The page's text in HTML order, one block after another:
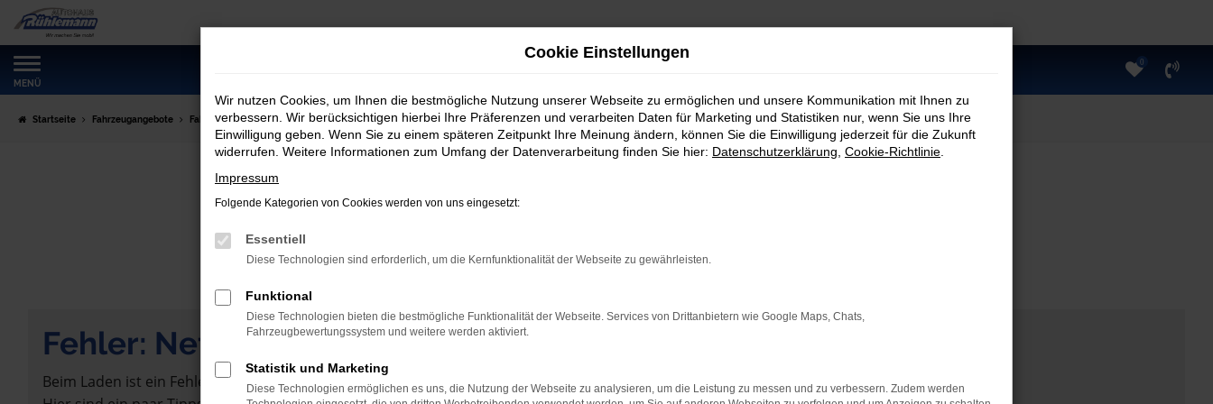
Zum
Hauptinhalt
springen
MENÜ
0
Startseite Fahrzeugangebote Fahrzeugmarkt
Fahrzeugmarkt
Fehler: Network Error
Beim Laden ist ein Fehler aufgetreten.
Cookie Einstellungen
Wir nutzen Cookies, um Ihnen die bestmögliche Nutzung unserer Webseite zu ermöglichen und unsere Kommunikation mit Ihnen zu
verbessern. Wir berücksichtigen hierbei Ihre Präferenzen und verarbeiten Daten für Marketing und Statistiken nur, wenn Sie uns Ihre
Einwilligung geben. Wenn Sie zu einem späteren Zeitpunkt Ihre Meinung ändern, können Sie die Einwilligung jederzeit für die Zukunft
widerrufen. Weitere Informationen zum Umfang der Datenverarbeitung finden Sie hier: Datenschutzerklärung Cookie-Richtlinie
Impressum
Folgende Kategorien von Cookies werden von uns eingesetzt:
Essentiell
Diese Technologien sind erforderlich, um die Kernfunktionalität der Webseite zu gewährleisten.
Funktional
Diese Technologien bieten die bestmögliche Funktionalität der Webseite. Services von Drittanbietern wie Google Maps, Chats,
Fahrzeugbewertungssystem und weitere werden aktiviert.
Statistik und Marketing
Diese Technologien ermöglichen es uns, die Nutzung der Webseite zu analysieren, um die Leistung zu messen und zu verbessern. Zudem werden